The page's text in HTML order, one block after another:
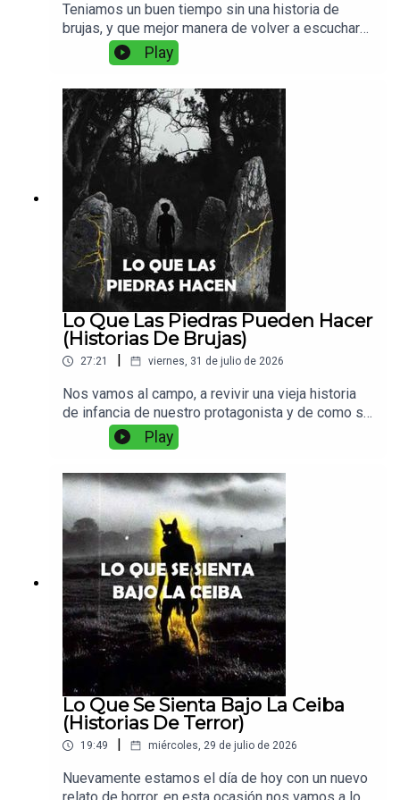
Teniamos un buen tiempo sin una historia de
brujas, y que mejor manera de volver a escuchar
sobre ellas con este intrigante y macabro
recuerdo de una chica que vivio con una bruja.
Play
Lo Que Las Piedras Pueden Hacer
(Historias De Brujas)
27:21 | viernes, 31 de julio de 2026
Nos vamos al campo, a revivir una vieja historia
de infancia de nuestro protagonista y de como se
le enseño a hacer algunas cosas interesantes
con simples rocas...
Play
Lo Que Se Sienta Bajo La Ceiba
(Historias De Terror)
19:49 miércoles, 29 de julio de 2026
Nuevamente estamos el día de hoy con un nuevo